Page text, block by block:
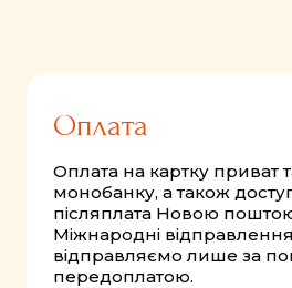
Оплата
Оплата на картку приват
монобанку, а також
післяплата Новою
Міжнародні відправлення
відправляємо лише за
передоплатою.